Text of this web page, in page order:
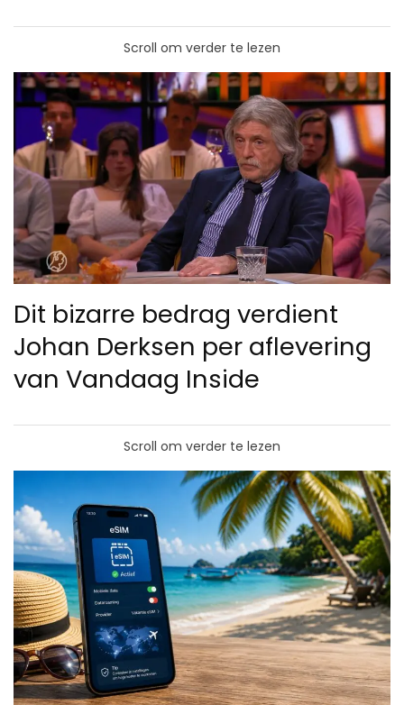
Scroll om verder te lezen
Dit bizarre bedrag verdient
Johan Derksen per aflevering
van Vandaag Inside
Scroll om verder te lezen